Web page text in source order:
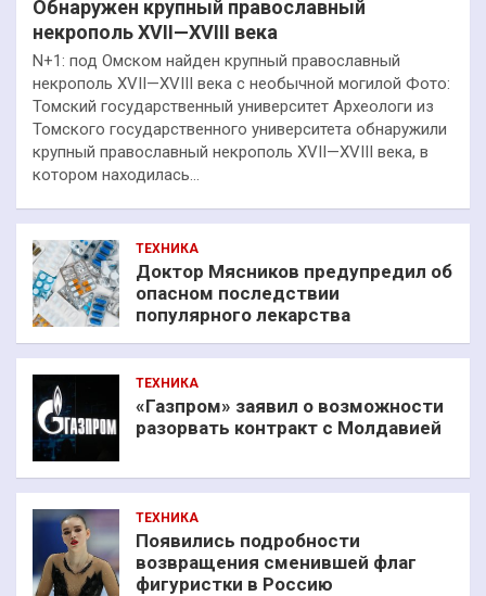
Обнаружен крупный православный
некрополь XVII—XVIII века
N+1: под Омском найден крупный православный
некрополь XVII—XVIII века с необычной могилой Фото:
Томский государственный университет Археологи из
Томского государственного университета обнаружили
крупный православный некрополь XVII—XVIII века, в
котором находилась…
ТЕХНИКА
Доктор Мясников предупредил об
опасном последствии
популярного лекарства
ТЕХНИКА
«Газпром» заявил о возможности
разорвать контракт с Молдавией
ТЕХНИКА
Появились подробности
возвращения сменившей флаг
фигуристки в Россию